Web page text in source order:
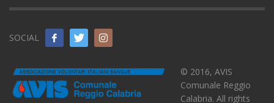
SOCIAL
© 2016, AVIS
Comunale Reggio
Calabria. All rights